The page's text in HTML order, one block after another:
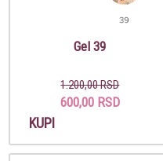
Gel 39
1.200,00 RSD
600,00 RSD
KUPI